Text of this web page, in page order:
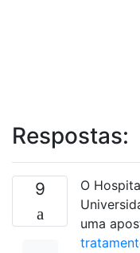
Respostas:
9
O
uma